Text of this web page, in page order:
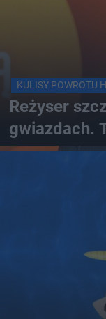
KULISY POWROTU
Reżyser
gwiazdach.